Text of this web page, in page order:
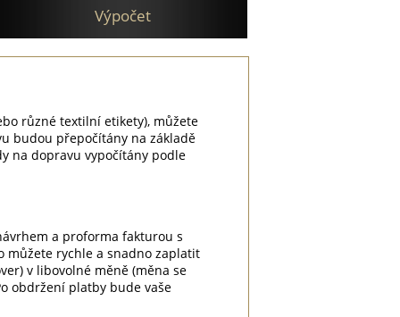
Výpočet
různé textilní etikety), můžete
budou přepočítány na základě
na dopravu vypočítány podle
a proforma fakturou s
můžete rychle a snadno zaplatit
v libovolné měně (měna se
obdržení platby bude vaše